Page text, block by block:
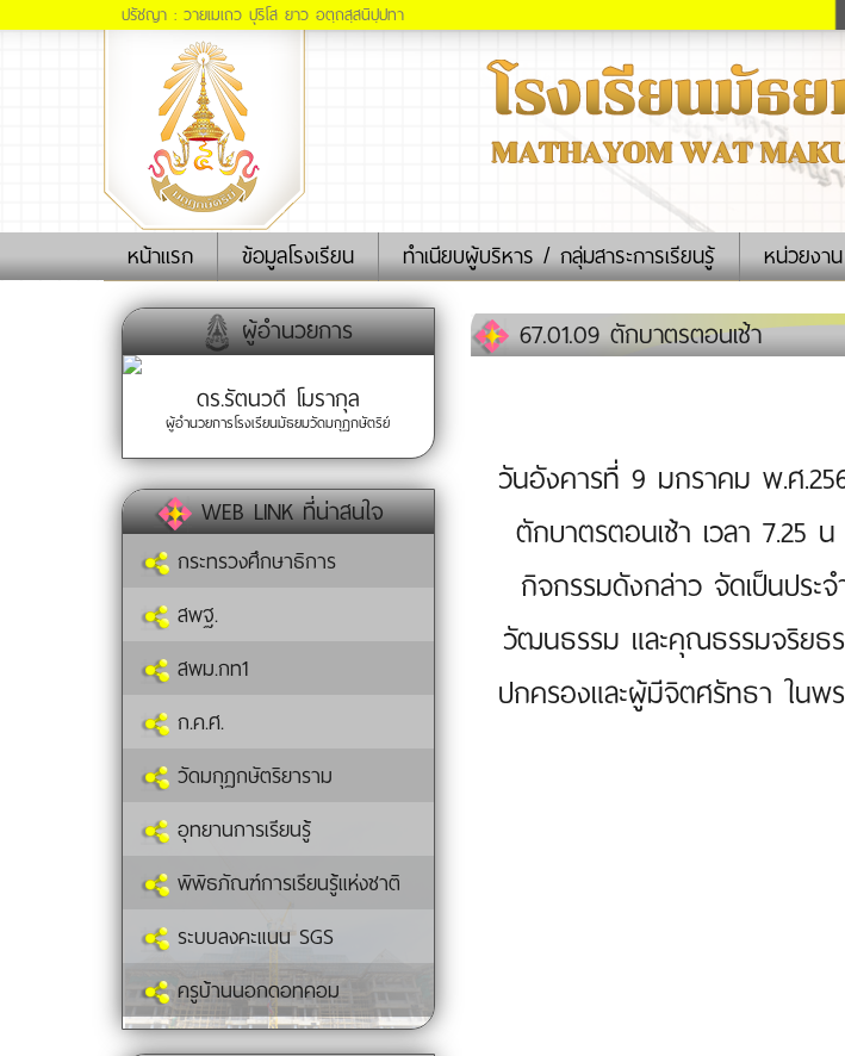
ปรัชญา : วายเมเถว ปุริโส ยาว อตฺถสฺสนิปฺปทา
หน้าแรก(current)ข้อมูลโรงเรียน ทำเนียบผู้บริหาร / กลุ่มสาระการเรียนรู้ หน่วยงา
ผู้อำนวยการ
ดร.รัตนวดี โมรากุล
ผู้อำนวยการโรงเรียนมัธยมวัดมกุฏกษัตริย์
WEB LINK ที่น่าสนใจ
กระทรวงศึกษาธิการ
สพฐ.
สพม.กท1
ก.ค.ศ.
วัดมกุฏกษัตริยาราม
อุทยานการเรียนรู้
พิพิธภัณฑ์การเรียนรู้แห่งชาติ
ระบบลงคะแนน SGS
ครูบ้านนอกดอทคอม
67.01.09 ตักบาตรตอนเช้า
วันอังคารที่ 9 มกราคม พ.ศ
ตักบาตรตอนเช้า เวลา 7.25
กิจกรรมดังกล่าว จัดเป็นประ
วัฒนธรรม และคุณธรรมจริยธ
ปกครองและผู้มีจิตศรัทธา ในพ